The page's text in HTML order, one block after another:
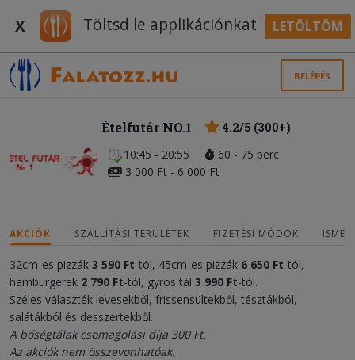
X Töltsd le applikációnkat LETÖLTÖM
BELÉPÉS
Ételfutár NO.1
4.2/5 (300+)
10:45 - 20:55
60 - 75 perc
3 000 Ft - 6 000 Ft
AKCIÓK SZÁLLÍTÁSI TERÜLETEK FIZETÉSI MÓDOK
32cm-es pizzák 3 590 Ft-tól, 45cm-es pizzák 6 650 Ft-tól,
hamburgerek 2 790 Ft-tól, gyros tál 3 990 Ft-tól.
Széles választék levesekből, frissensültekből, tésztákból,
salátákból és desszertekből.
A bőségtálak csomagolási díja 300 Ft.
Az akciók nem összevonhatóak.